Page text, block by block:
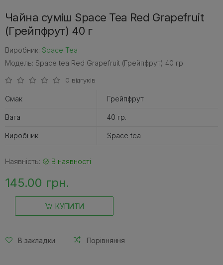
Чайна суміш Space Tea Red Grapefruit
(Грейпфрут) 40 г
Виробник: Space Tea
Модель: Space tea Red Grapefruit (Грейпфрут) 40 гр
0 відгуків
Смак Грейпфрут
Вага 40 гр.
Виробник Space tea
Наявність: В наявності
145.00 грн.
КУПИТИ
В закладки Порівняння